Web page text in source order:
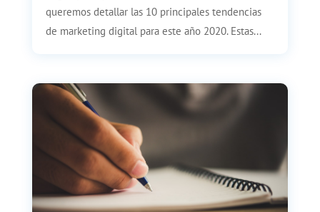
queremos detallar las 10 principales tendencias
de marketing digital para este año 2020. Estas...